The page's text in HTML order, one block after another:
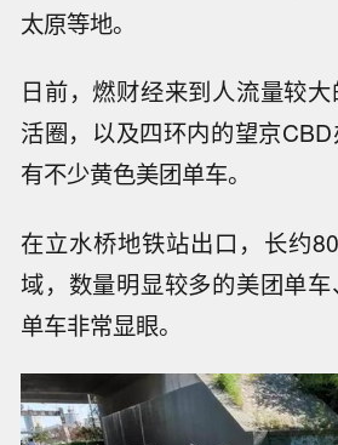
太原等地。
日前，燃财经来到人流量较
活圈，以及四环内的望京
有不少黄色美团单车。
在立水桥地铁站出口，长约
域，数量明显较多的美团单
单车非常显眼。